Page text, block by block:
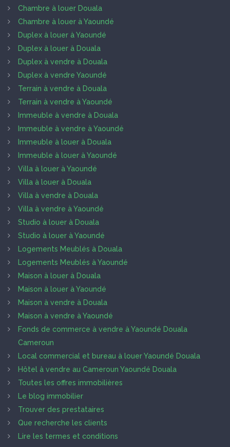
Chambre à louer Douala
Chambre à louer à Yaoundé
Duplex à louer à Yaoundé
Duplex à louer à Douala
Duplex à vendre à Douala
Duplex à vendre Yaoundé
Terrain à vendre à Douala
Terrain à vendre à Yaoundé
Immeuble à vendre à Douala
Immeuble à vendre à Yaoundé
Immeuble à louer à Douala
Immeuble à louer à Yaoundé
Villa à louer à Yaoundé
Villa à louer à Douala
Villa à vendre à Douala
Villa à vendre à Yaoundé
Studio à louer à Douala
Studio à louer à Yaoundé
Logements Meublés à Douala
Logements Meublés à Yaoundé
Maison à louer à Douala
Maison à louer à Yaoundé
Maison à vendre à Douala
Maison à vendre à Yaoundé
Fonds de commerce à vendre à Yaoundé Douala
Cameroun
Local commercial et bureau à louer Yaoundé Douala
Hôtel à vendre au Cameroun Yaoundé Douala
Toutes les offres immobilières
Le blog immobilier
Trouver des prestataires
Que recherche les clients
Lire les termes et conditions